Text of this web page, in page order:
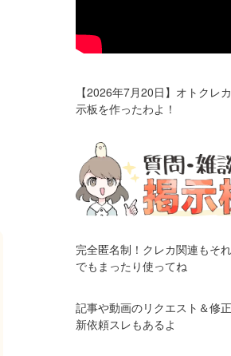
【2026年7月20日】オトクレ
示板を作ったわよ！
完全匿名制！クレカ関連もそ
でもまったり使ってね
記事や動画のリクエスト＆修
新依頼スレもあるよ